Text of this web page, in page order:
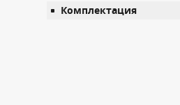
Комплектация